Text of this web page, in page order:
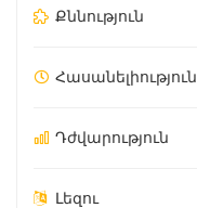
Քննություն
Հասանելիություն
Դժվարություն
Լեզու